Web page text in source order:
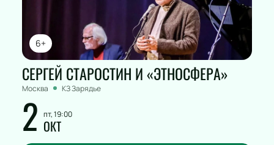
6+
СЕРГЕЙ СТАРОСТИН И «ЭТНОСФЕРА»
Москва КЗ Зарядье
2 пт, 19:00
ОКТ